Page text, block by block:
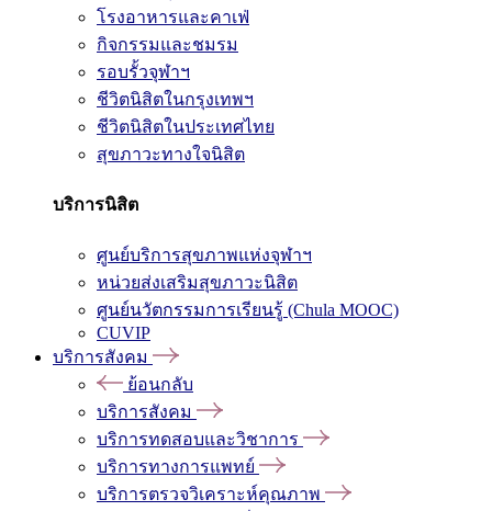
โรงอาหารและคาเฟ่
กิจกรรมและชมรม
รอบรั้วจุฬาฯ
ชีวิตนิสิตในกรุงเทพฯ
ชีวิตนิสิตในประเทศไทย
สุขภาวะทางใจนิสิต
บริการนิสิต
ศูนย์บริการสุขภาพแห่งจุฬาฯ
หน่วยส่งเสริมสุขภาวะนิสิต
ศูนย์นวัตกรรมการเรียนรู้ (Chula MOOC)
CUVIP
บริการสังคม
ย้อนกลับ
บริการสังคม
บริการทดสอบและวิชาการ
บริการทางการแพทย์
บริการตรวจวิเคราะห์คุณภาพ